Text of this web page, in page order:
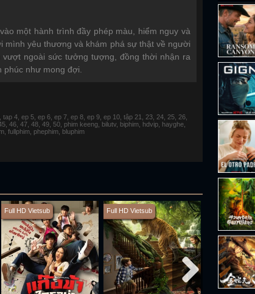
một hành trình đầy phép màu, hiểm nguy và
yêu thương và khám phá sự thật về người
ngoài sức tưởng tượng, đồng thời nhận ra
như mong đợi.
4, ep 5, ep 6, ep 7, ep 8, ep 9, ep 10, tập 21, 23, 24, 25, 26,
46, 47, 48, 49, 50, phim keeng, bilutv, biphim, hdvip, hayghe,
fullphim, phephim, bluphim
Full HD Vietsub Full HD Vietsub Full HD Vietsub